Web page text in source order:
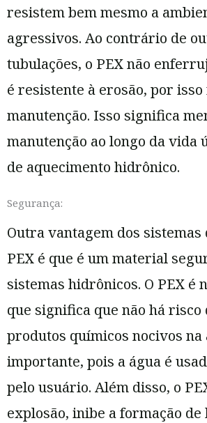
resistem bem mesmo a
agressivos. Ao contrário de
tubulações, o PEX não
é resistente à erosão, por
manutenção. Isso significa
manutenção ao longo da vida
de aquecimento hidrônico.
Segurança:
Outra vantagem dos sistemas
PEX é que é um material
sistemas hidrônicos. O PEX é
que significa que não há
produtos químicos nocivos na
importante, pois a água é
pelo usuário. Além disso, o
explosão, inibe a formação de